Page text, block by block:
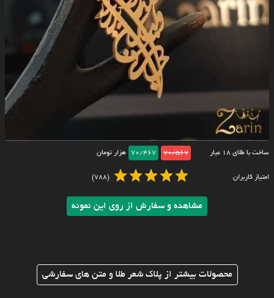
ساخت با طلای ۱۸ عیار 70/567
70/467 هزار تومان
امتیاز کاربران (788)
مشاهده و سفارش از روی این نمونه
محصولات بیشتر از پلاک شعر طلا و متن های سفارشی